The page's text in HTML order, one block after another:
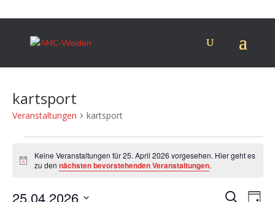
kartsport
Veranstaltungen kartsport
Veranstaltungen
für
April
Hinweis
Keine Veranstaltungen für 25. April 2026 vorgesehen. Hier geht es
zu den nächsten bevorstehenden Veranstaltungen.
Suche
25.04.2026